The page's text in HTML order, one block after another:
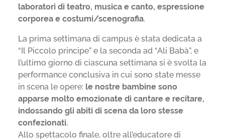
laboratori di teatro, musica e canto, espressione
corporea e costumi/scenografia.
La prima settimana di campus è stata dedicata a
“Il Piccolo principe” e la seconda ad “Ali Babà”, e
l’ultimo giorno di ciascuna settimana si è svolta la
performance conclusiva in cui sono state messe
in scena le opere: le nostre bambine sono
apparse molto emozionate di cantare e recitare,
indossando gli abiti di scena da loro stesse
confezionati.
Allo spettacolo finale, oltre all’educatore di